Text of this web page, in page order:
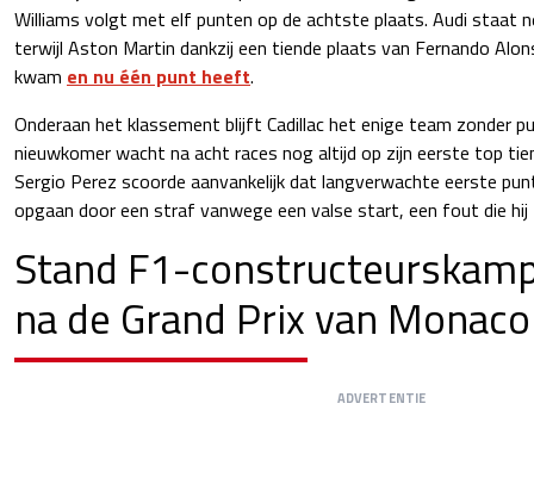
Williams volgt met elf punten op de achtste plaats. Audi staat
terwijl Aston Martin dankzij een tiende plaats van Fernando
kwam en nu één punt heeft.
Onderaan het klassement blijft Cadillac het enige team zonder
nieuwkomer wacht na acht races nog altijd op zijn eerste top
Sergio Perez scoorde aanvankelijk dat langverwachte eerste
opgaan door een straf vanwege een valse start, een fout die
Stand F1-
na de Grand Prix van Monaco
ADVERTENTIE